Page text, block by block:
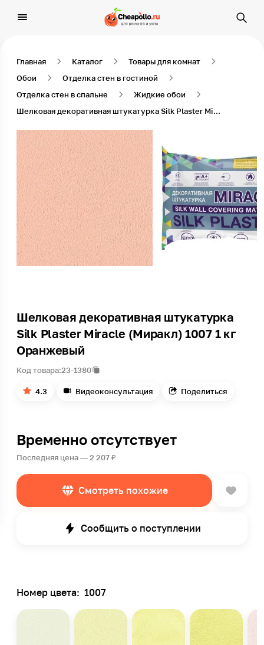
Главная Каталог
Товары для комнат
Обои
Отделка стен в гостиной
Отделка стен в спальне
Жидкие обои
Шелковая декоративная штукатурка Silk Plaster Miracle (Миракл) 1007 1 кг Оранжевый
Шелковая декоративная штукатурка
Silk Plaster Miracle (Миракл) 1007 1 кг
Оранжевый
Код товара:23-1380
4.3 Видеоконсультация Поделиться
Временно отсутствует
Последняя цена — 2 207 ₽
Смотреть похожие
Сообщить о поступлении
Номер цвета: 1007